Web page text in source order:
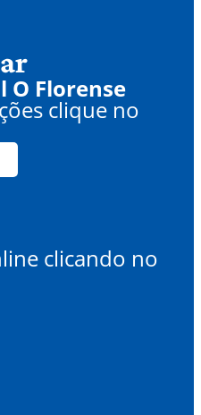
O Florense
clique no
clicando no